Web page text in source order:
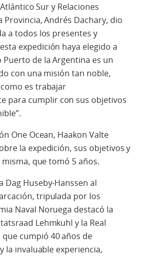
Sur y Relaciones
Provincia, Andrés Dachary, dio
a todos los presentes y
expedición haya elegido a
de la Argentina es un
con una misión tan noble,
es trabajar
para cumplir con sus objetivos
One Ocean, Haakon Valte
la expedición, sus objetivos y
que tomó 5 años.
Dag Huseby-Hanssen al
tripulada por los
Naval Noruega destacó la
Lehmkuhl y la Real
cumpió 40 años de
la invaluable experiencia,